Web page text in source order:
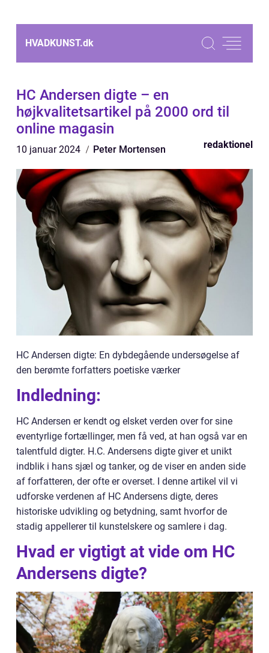
HVADKUNST.dk
HC Andersen digte – en
højkvalitetsartikel på 2000 ord til
online magasin
10 januar 2024 Peter Mortensen redaktionel
HC Andersen digte: En dybdegående undersøgelse af
den berømte forfatters poetiske værker
Indledning:
HC Andersen er kendt og elsket verden over for sine
eventyrlige fortællinger, men få ved, at han også var en
talentfuld digter. H.C. Andersens digte giver et unikt
indblik i hans sjæl og tanker, og de viser en anden side
af forfatteren, der ofte er overset. I denne artikel vil vi
udforske verdenen af HC Andersens digte, deres
historiske udvikling og betydning, samt hvorfor de
stadig appellerer til kunstelskere og samlere i dag.
Hvad er vigtigt at vide om HC
Andersens digte?